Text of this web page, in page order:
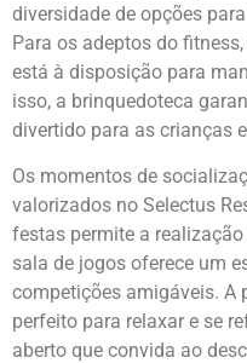
diversidade de opções
Para os adeptos do
está à disposição para
isso, a brinquedoteca
divertido para as crianças
Os momentos de
valorizados no Selectus
festas permite a
sala de jogos oferece um
competições amigáveis. A
perfeito para relaxar e se
aberto que convida ao